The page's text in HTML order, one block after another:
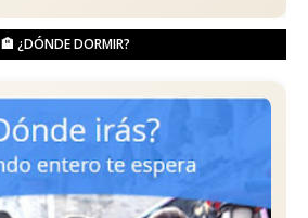
🏨 ¿DÓNDE DORMIR?